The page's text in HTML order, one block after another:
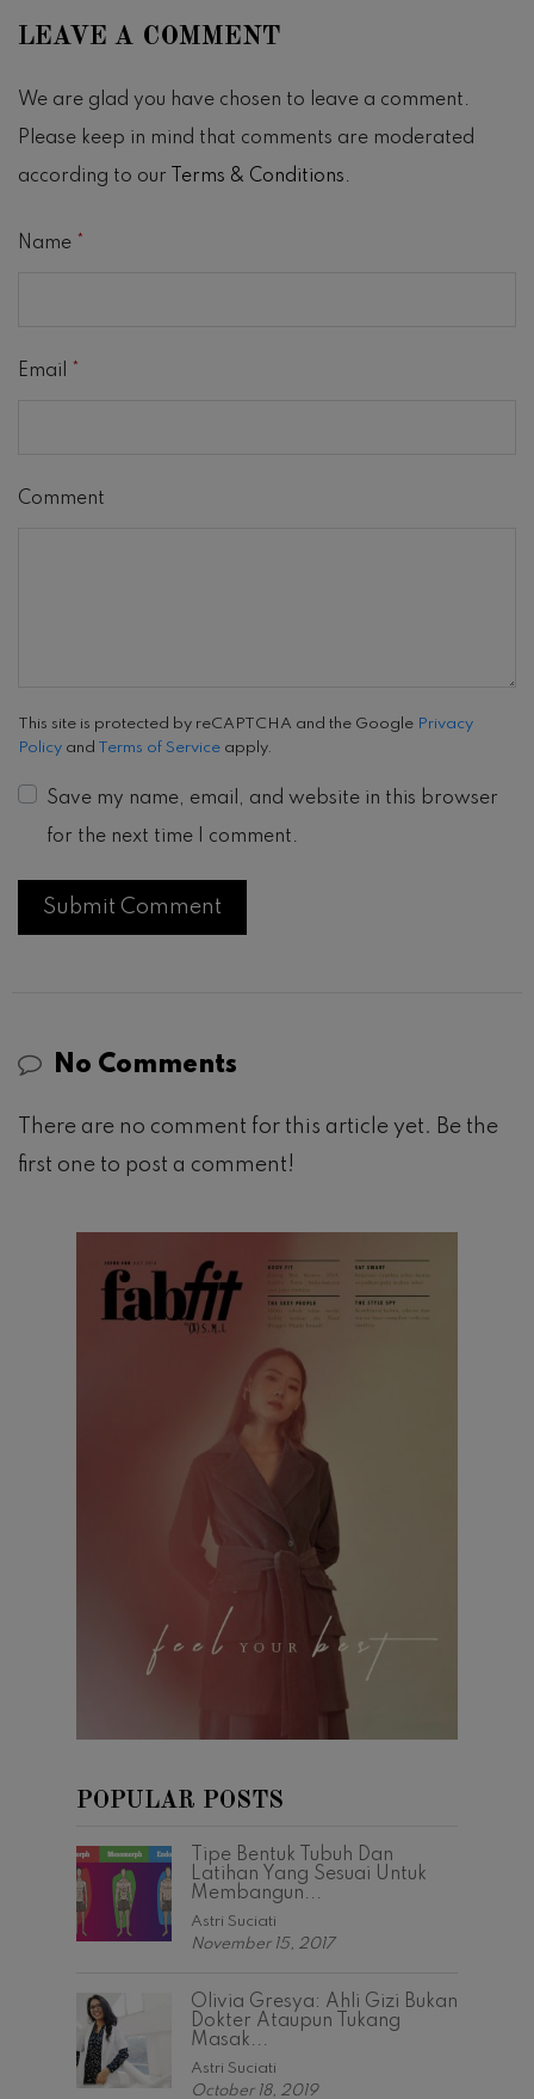
LEAVE A COMMENT
We are glad you have chosen to leave a comment.
Please keep in mind that comments are moderated
according to our Terms & Conditions.
Name
Email
Comment
This site is protected by reCAPTCHA and the Google Privacy
Policy and Terms of Service apply.
Save my name, email, and website in this browser
for the next time I comment.
No Comments
There are no comment for this article yet. Be the
first one to post a comment!
POPULAR POSTS
Tipe Bentuk Tubuh Dan
Latihan Yang Sesuai Untuk
Membangun...
Astri Suciati
November 15, 2017
Olivia Gresya: Ahli Gizi Bukan
Dokter Ataupun Tukang
Masak...
Astri Suciati
October 18, 2019